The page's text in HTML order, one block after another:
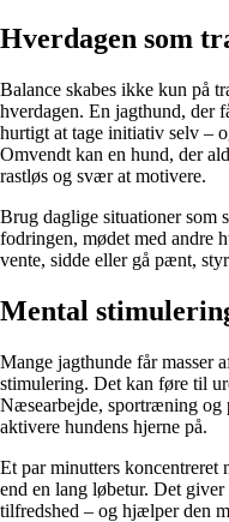
Hverdagen som
Balance skabes ikke kun på
hverdagen. En jagthund, der
hurtigt at tage initiativ selv –
Omvendt kan en hund, der
rastløs og svær at motivere.
Brug daglige situationer som
fodringen, mødet med andre
vente, sidde eller gå pænt,
Mental
Mange jagthunde får masser
stimulering. Det kan føre til
Næsearbejde, sportræning og
aktivere hundens hjerne på.
Et par minutters koncentreret
end en lang løbetur. Det
tilfredshed – og hjælper den